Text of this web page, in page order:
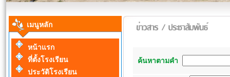
เมนูหลัก
หน้าแรก
ที่ตั้งโรงเรียน
ประวัติโรงเรียน
ค้นหาตามคำ